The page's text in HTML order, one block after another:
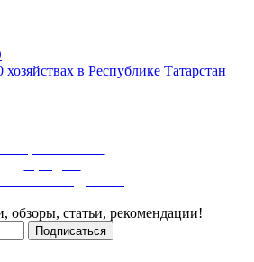
в Республике Татарстан
статьи, рекомендации!
Подписаться